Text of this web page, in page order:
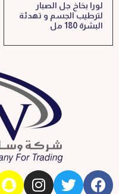
لورا بخاخ جل الصبار
لترطيب الجسم و تهدئة
البشرة 180 مل